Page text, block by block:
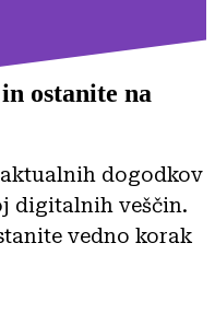
ostanite na
dogodkov
digitalnih veščin.
vedno korak